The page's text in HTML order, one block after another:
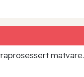
matvare.